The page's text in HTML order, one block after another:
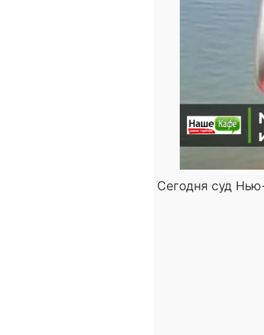
Сегодня суд